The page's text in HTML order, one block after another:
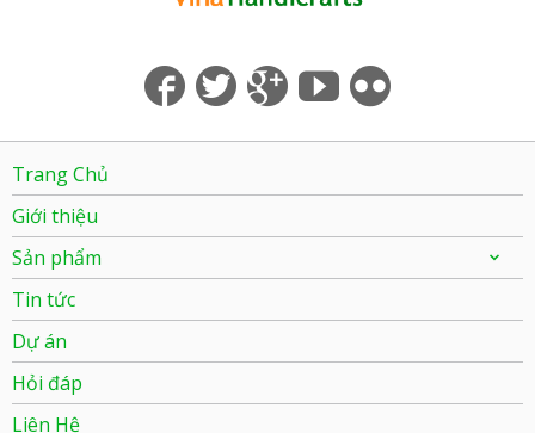
Trang Chủ
Giới thiệu
Sản phẩm
Tin tức
Dự án
Hỏi đáp
Liên Hệ